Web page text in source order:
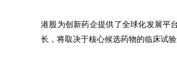
港股为创新药企提供了全球化发展平
长，将取决于核心候选药物的临床试